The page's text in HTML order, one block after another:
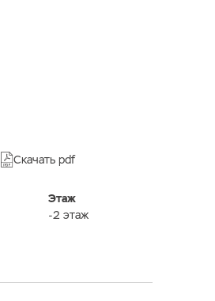
Скачать pdf
Этаж
-2 этаж